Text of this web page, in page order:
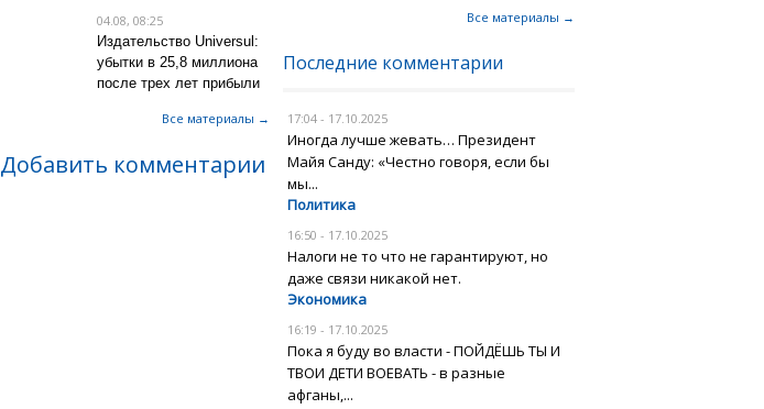
04.08, 08:25
Издательство Universul:
убытки в 25,8 миллиона
после трех лет прибыли
Все материалы →
Добавить комментарии
Все материалы →
Последние комментарии
17:04 - 17.10.2025
Иногда лучше жевать… Президент
Майя Санду: «Честно говоря, если бы
мы...
Политика
16:50 - 17.10.2025
Налоги не то что не гарантируют, но
даже связи никакой нет.
Экономика
16:19 - 17.10.2025
Пока я буду во власти - ПОЙДЁШЬ ТЫ И
ТВОИ ДЕТИ ВОЕВАТЬ - в разные
афганы,...